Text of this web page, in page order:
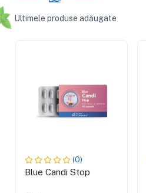
Ultimele produse adăugate
(0)
Blue Candi Stop